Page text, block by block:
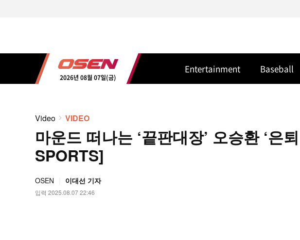
2026년 08월 07일(금)
Entertainment Baseball
Video VIDEO
마운드 떠나는 ‘끝판대장’ 오승환 ‘은
SPORTS]
OSEN 이대선 기자
입력 2025.08.07 22:46